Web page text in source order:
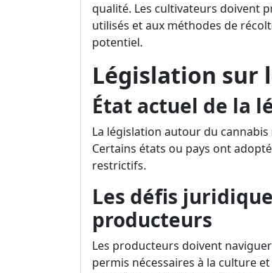
qualité. Les cultivateurs doivent
utilisés et aux méthodes de
potentiel.
Législation sur
État actuel de la
La législation autour du
Certains états ou pays ont
restrictifs.
Les défis
producteurs
Les producteurs doivent
permis nécessaires à la culture